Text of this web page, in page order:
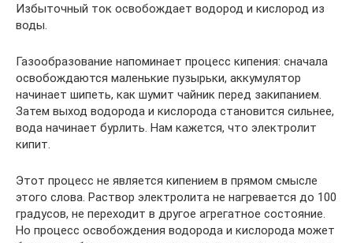
Избыточный ток освобождает водород и кислород из
воды.
Газообразование напоминает процесс кипения: сначала
освобождаются маленькие пузырьки, аккумулятор
начинает шипеть, как шумит чайник перед закипанием.
Затем выход водорода и кислорода становится сильнее,
вода начинает бурлить. Нам кажется, что электролит
кипит.
Этот процесс не является кипением в прямом смысле
этого слова. Раствор электролита не нагревается до 100
градусов, не переходит в другое агрегатное состояние.
Но процесс освобождения водорода и кислорода может